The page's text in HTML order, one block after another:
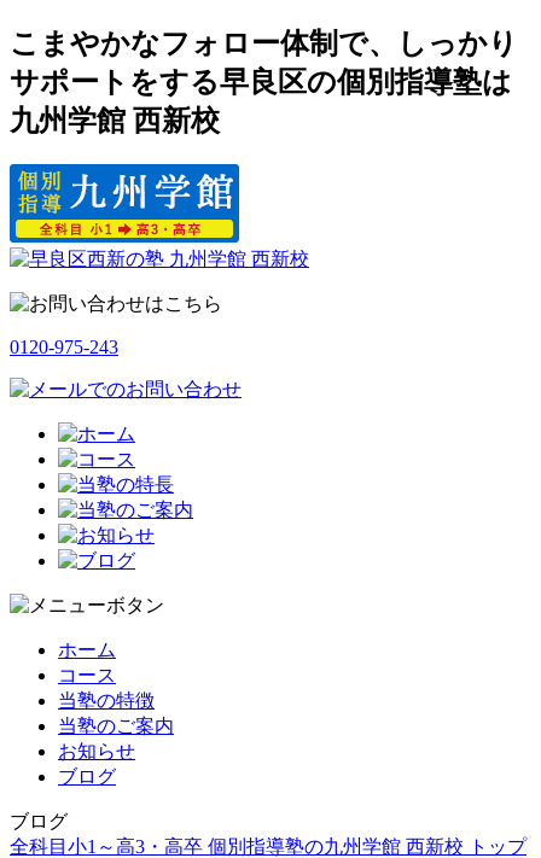
こまやかなフォロー体制で、しっかり
サポートをする早良区の個別指導塾は
九州学館 西新校
0120-975-243
ホーム
コース
当塾の特徴
当塾のご案内
お知らせ
ブログ
ブログ
全科目小1～高3・高卒 個別指導塾の九州学館 西新校 トップ